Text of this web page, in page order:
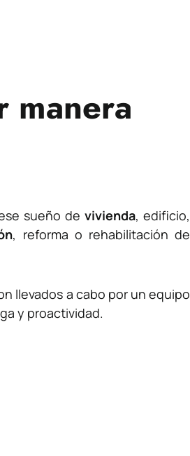
manera
sueño de vivienda, edificio,
, reforma o rehabilitación de
llevados a cabo por un equipo
y proactividad.